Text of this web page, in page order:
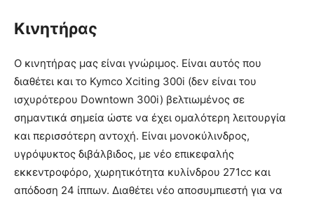
Κινητήρας
Ο κινητήρας μας είναι γνώριμος. Είναι αυτός που
διαθέτει και το Kymco Xciting 300i (δεν είναι του
ισχυρότερου Downtown 300i) βελτιωμένος σε
σημαντικά σημεία ώστε να έχει ομαλότερη λειτουργία
και περισσότερη αντοχή. Είναι μονοκύλινδρος,
υγρόψυκτος διβάλβιδος, με νέο επικεφαλής
εκκεντροφόρο, χωρητικότητα κυλίνδρου 271cc και
απόδοση 24 ίππων. Διαθέτει νέο αποσυμπιεστή για να